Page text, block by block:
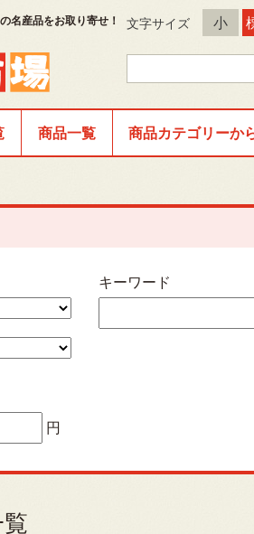
名産品をお取り寄せ！ 文字サイズ 小
商品一覧 商品カテゴリーか
キーワード
円